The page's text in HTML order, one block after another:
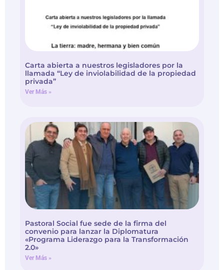
Carta abierta a nuestros legisladores por la
llamada “Ley de inviolabilidad de la propiedad
privada”
Ver Más »
Pastoral Social fue sede de la firma del
convenio para lanzar la Diplomatura
«Programa Liderazgo para la Transformación
2.0»
Ver Más »